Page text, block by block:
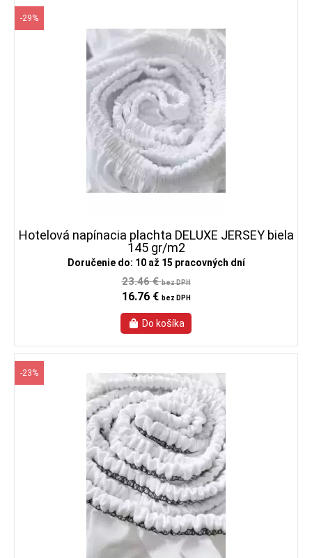
-29%
Hotelová napínacia plachta DELUXE JERSEY biela
145 gr/m2
Doručenie do: 10 až 15 pracovných dní
23.46 €bez DPH
16.76 € bez DPH
-23%